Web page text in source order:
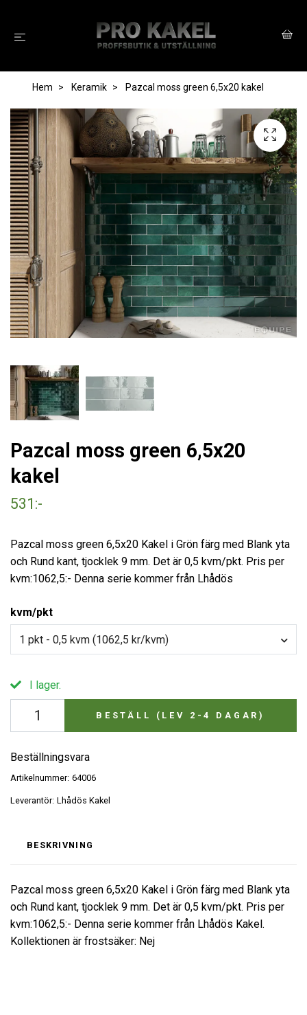
Hem Keramik Pazcal moss green 6,5x20 kakel
Pazcal moss green 6,5x20
kakel
531:-
Pazcal moss green 6,5x20 Kakel i Grön färg med Blank yta
och Rund kant, tjocklek 9 mm. Det är 0,5 kvm/pkt. Pris per
kvm:1062,5:- Denna serie kommer från Lhådös
kvm/pkt
1 pkt - 0,5 kvm (1062,5 kr/kvm)
I lager.
BESTÄLL (LEV 2-4 DAGAR)
Beställningsvara
Artikelnummer: 64006
Leverantör: Lhådös Kakel
BESKRIVNING
Pazcal moss green 6,5x20 Kakel i Grön färg med Blank yta
och Rund kant, tjocklek 9 mm. Det är 0,5 kvm/pkt. Pris per
kvm:1062,5:- Denna serie kommer från Lhådös Kakel.
Kollektionen är frostsäker: Nej